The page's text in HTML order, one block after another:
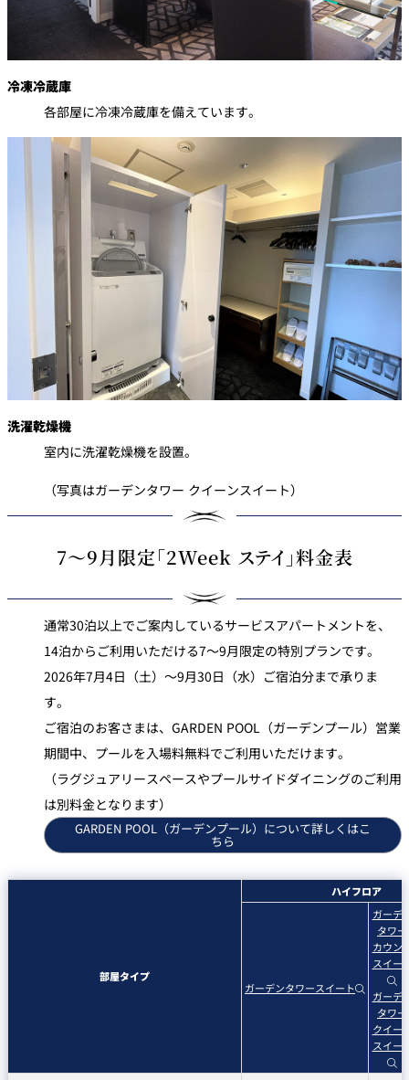
冷凍冷蔵庫
各部屋に冷凍冷蔵庫を備えています。
洗濯乾燥機
室内に洗濯乾燥機を設置。
（写真はガーデンタワー クイーンスイート）
7～9月限定「2Week ステイ」料金表
通常30泊以上でご案内しているサービスアパートメントを、
14泊からご利用いただける7～9月限定の特別プランです。
2026年7月4日（土）～9月30日（水）ご宿泊分まで承りま
す。
ご宿泊のお客さまは、GARDEN POOL（ガーデンプール）営業
期間中、プールを入場料無料でご利用いただけます。
（ラグジュアリースペースやプールサイドダイニングのご利用
は別料金となります）
GARDEN POOL（ガーデンプール）について詳しくはこ
ちら
部屋タイプ
ハイフロア
ガーデンタワースイート
ガーデ
タワー
カウン
スイー
ガーデ
タワー
クイー
スイー